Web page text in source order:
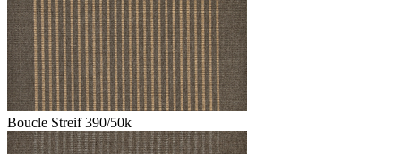
Boucle Streif 390/50k